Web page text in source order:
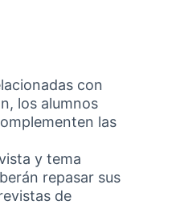
con
los alumnos
las
y tema
repasar sus
de